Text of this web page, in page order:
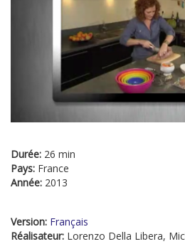
Durée: 26 min
Pays: France
Année: 2013
Version: Français
Réalisateur: Lorenzo Della Libera,